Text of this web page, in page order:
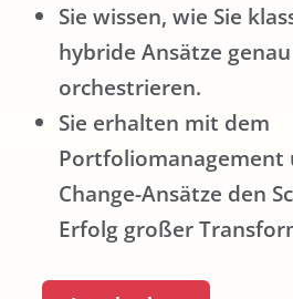
Sie wissen, wie Sie
hybride Ansätze
orchestrieren.
Sie erhalten mit dem
Portfoliomanagement
Change-Ansätze den
Erfolg großer